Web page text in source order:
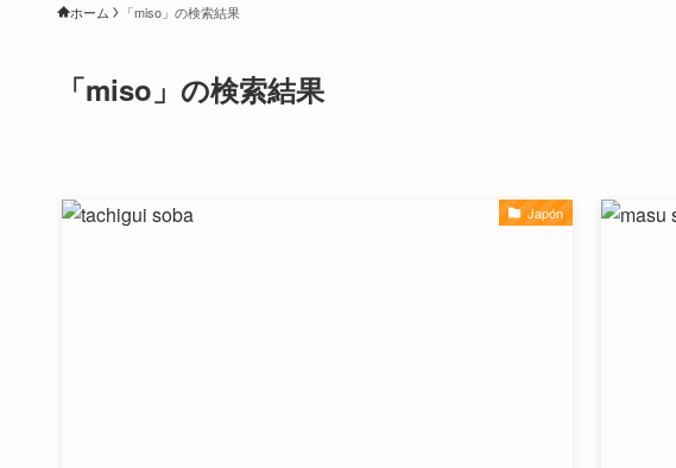
ホーム 「miso」の検索結果
「miso」の検索結果
Japón